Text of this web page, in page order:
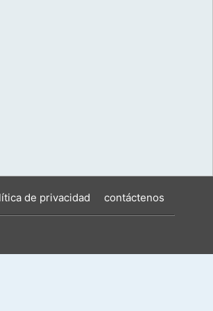
de privacidad contáctenos